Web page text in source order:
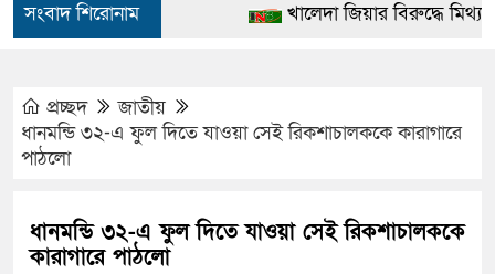
সংবাদ শিরোনাম
খালেদা জিয়ার বিরুদ্ধে মিথ্যা
১৫ মাস পর দেশে ফিরছেন
প্রচ্ছদ
জাতীয়
ধানমন্ডি ৩২-এ ফুল দিতে যাওয়া সেই রিকশাচালককে কারাগারে
পাঠলো
ধানমন্ডি ৩২-এ ফুল দিতে যাওয়া সেই রিকশাচালককে
কারাগারে পাঠলো